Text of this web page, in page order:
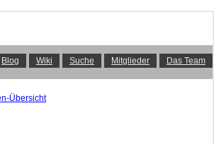
Blog Wiki Suche Mitglieder Das Team
Übersicht